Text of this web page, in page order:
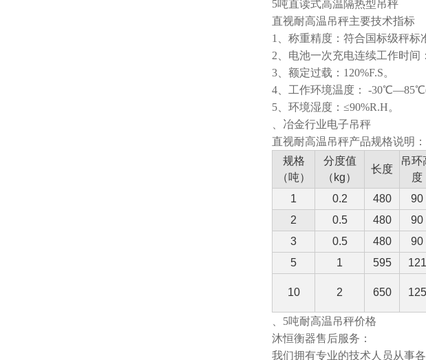
5吨直读式高温隔热型吊秤
直视耐高温吊秤主要技术指标
1、称重精度：符合国标级秤标
2、电池一次充电连续工作时间
3、额定过载：120%F.S。
4、工作环境温度： -
5、环境湿度：≤90%R.H。
、冶金行业电子吊秤
直视耐高温吊秤产品规格说明：
规格
（吨）
分度值
（kg）
长度
吊环
度
1
0.2 480 90
2
0.5 480 90
3
0.5 480 90
5
1 595 121
10 2 650 125
、5吨耐高温吊秤价格
沐恒衡器售后服务：
我们拥有专业的技术人员从事